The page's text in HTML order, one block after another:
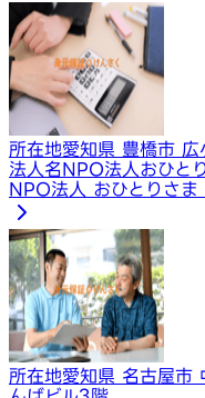
所在地愛知県 豊橋市 広
法人名NPO法人おひと
NPO法人 おひとりさま
所在地愛知県 名古屋市